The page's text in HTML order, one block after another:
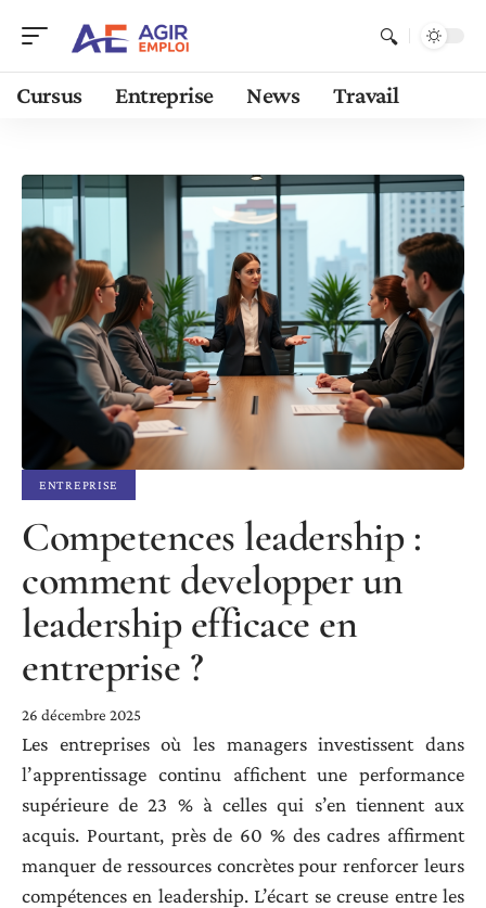
Cursus Entreprise News Travail
ENTREPRISE
Competences leadership :
comment developper un
leadership efficace en
entreprise ?
26 décembre 2025
Les entreprises où les managers investissent dans
l’apprentissage continu affichent une performance
supérieure de 23 % à celles qui s’en tiennent aux
acquis. Pourtant, près de 60 % des cadres affirment
manquer de ressources concrètes pour renforcer leurs
compétences en leadership. L’écart se creuse entre les